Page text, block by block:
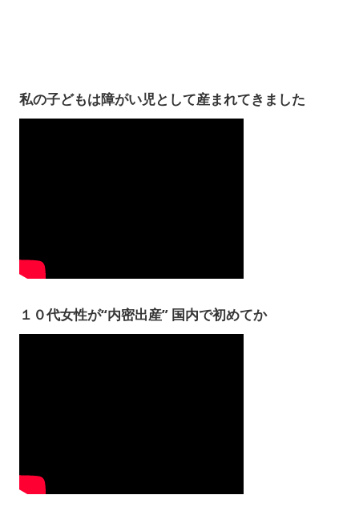
私の子どもは障がい児として産まれてきました
１０代女性が“内密出産” 国内で初めてか